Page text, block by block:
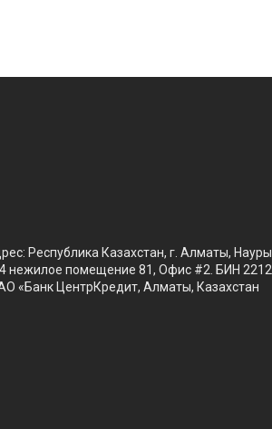
Республика Казахстан, г. Алматы,
нежилое помещение 81, Офис #2. БИН
«Банк ЦентрКредит, Алматы, Казахстан